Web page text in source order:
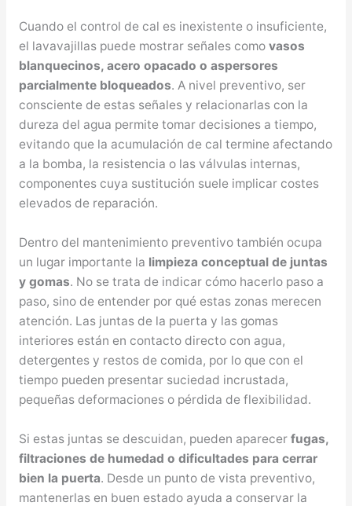
Cuando el control de cal es inexistente o insuficiente,
el lavavajillas puede mostrar señales como vasos
blanquecinos, acero opacado o aspersores
parcialmente bloqueados. A nivel preventivo, ser
consciente de estas señales y relacionarlas con la
dureza del agua permite tomar decisiones a tiempo,
evitando que la acumulación de cal termine afectando
a la bomba, la resistencia o las válvulas internas,
componentes cuya sustitución suele implicar costes
elevados de reparación.
Dentro del mantenimiento preventivo también ocupa
un lugar importante la limpieza conceptual de juntas
y gomas. No se trata de indicar cómo hacerlo paso a
paso, sino de entender por qué estas zonas merecen
atención. Las juntas de la puerta y las gomas
interiores están en contacto directo con agua,
detergentes y restos de comida, por lo que con el
tiempo pueden presentar suciedad incrustada,
pequeñas deformaciones o pérdida de flexibilidad.
Si estas juntas se descuidan, pueden aparecer fugas,
filtraciones de humedad o dificultades para cerrar
bien la puerta. Desde un punto de vista preventivo,
mantenerlas en buen estado ayuda a conservar la